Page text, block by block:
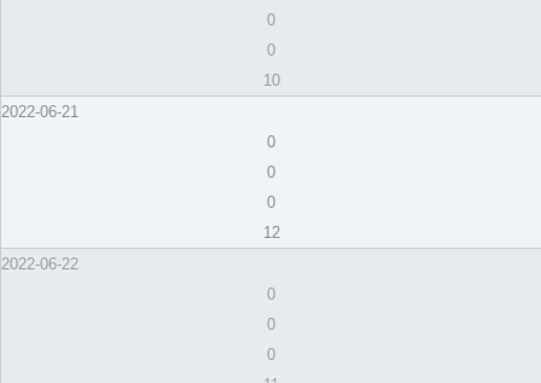
0
0
10
2022-06-21
0
0
0
12
2022-06-22
0
0
0